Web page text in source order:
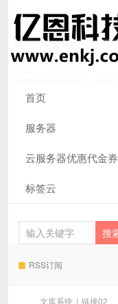
首页
服务器
云服务器优惠代金券
标签云
RSS订阅
文库系统 | 链接02